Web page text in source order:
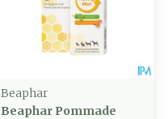
Beaphar
Beaphar Pommade